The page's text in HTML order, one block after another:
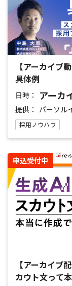
【アーカイブ
具体例
日時： アーカ
提供： パーソル
採用ノウハウ
申込受付中
【アーカイブ
カウト文って